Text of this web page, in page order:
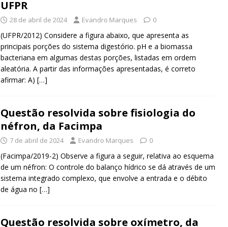
UFPR
28 de abril de 2024 Evandro Marques 0
(UFPR/2012) Considere a figura abaixo, que apresenta as
principais porções do sistema digestório. pH e a biomassa
bacteriana em algumas destas porções, listadas em ordem
aleatória. A partir das informações apresentadas, é correto
afirmar: A) […]
Questão resolvida sobre fisiologia do
néfron, da Facimpa
7 de abril de 2024 Evandro Marques 0
(Facimpa/2019-2) Observe a figura a seguir, relativa ao esquema
de um néfron: O controle do balanço hídrico se dá através de um
sistema integrado complexo, que envolve a entrada e o débito
de água no […]
Questão resolvida sobre oxímetro, da